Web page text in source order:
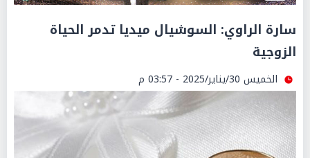
سارة الراوي: السوشيال ميديا تدمر الحياة
الزوجية
الخميس 30/يناير/2025 - 03:57 م